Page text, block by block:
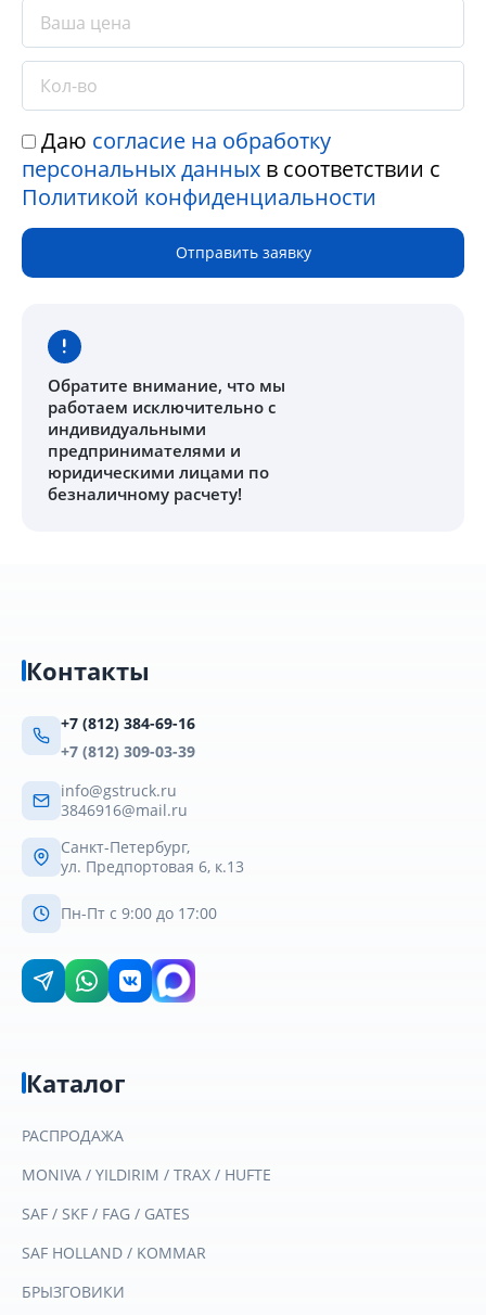
Даю согласие на обработку
персональных данных в соответствии с
Политикой конфиденциальности
Отправить заявку
Обратите внимание, что мы
работаем исключительно с
индивидуальными
предпринимателями и
юридическими лицами по
безналичному расчету!
Контакты
+7 (812) 384-69-16
+7 (812) 309-03-39
info@gstruck.ru
3846916@mail.ru
Санкт-Петербург,
ул. Предпортовая 6, к.13
Пн-Пт с 9:00 до 17:00
Каталог
РАСПРОДАЖА
MONIVA / YILDIRIM / TRAX / HUFTE
SAF / SKF / FAG / GATES
SAF HOLLAND / KOMMAR
БРЫЗГОВИКИ